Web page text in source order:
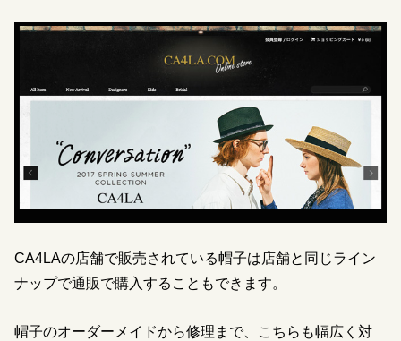
CA4LAの店舗で販売されている帽子は店舗と同じライン
ナップで通販で購入することもできます。
帽子のオーダーメイドから修理まで、こちらも幅広く対